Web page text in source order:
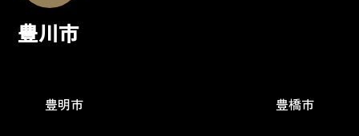
豊川市
豊明市 豊橋市